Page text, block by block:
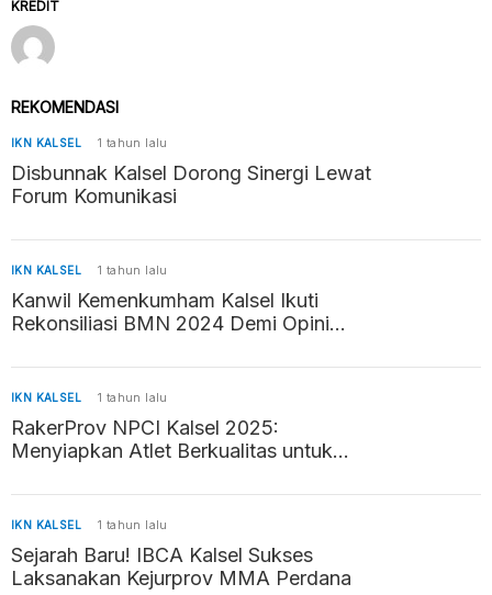
KREDIT
REKOMENDASI
IKN KALSEL 1 tahun lalu
Disbunnak Kalsel Dorong Sinergi Lewat
Forum Komunikasi
IKN KALSEL 1 tahun lalu
Kanwil Kemenkumham Kalsel Ikuti
Rekonsiliasi BMN 2024 Demi Opini
IKN KALSEL 1 tahun lalu
RakerProv NPCI Kalsel 2025:
Menyiapkan Atlet Berkualitas untuk
IKN KALSEL 1 tahun lalu
Sejarah Baru! IBCA Kalsel Sukses
Laksanakan Kejurprov MMA Perdana